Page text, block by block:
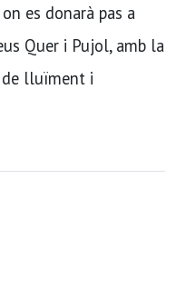
es donarà pas a
Quer i Pujol, amb la
de lluïment i